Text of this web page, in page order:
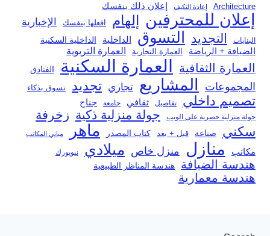
Architecture إعادة التكيف إعلان ذلك بنفسك
إعلان للمحترفين إلهام افعلها بنفسك الإخبارية
البنايات التجديد التسوق الداخلية الداخلية السكنية
الضيافة + الرياضة العمارة التجارية العمارة التربوية
العمارة الثقافية العمارة السكنية الفنادق
المجموعات المشاريع تجاري تجديد تسوق بذكاء
تصميم داخلي تفاصيل ثقافي جامعة جناح
جولة منزلية حصرية على الويب جولة منزلية ذكية زخرفة
سكني صناعة قبل + بعد كتاب المصدر ماهر مباني المكاتب
مكاتب منازل منزل خاص ميلادي نيويورك
هندسة الضيافة هندسة المناظر الطبيعية
هندسة معمارية